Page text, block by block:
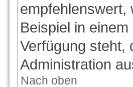
empfehlenswert,
Beispiel in
Verfügung steht,
Administration
Nach oben